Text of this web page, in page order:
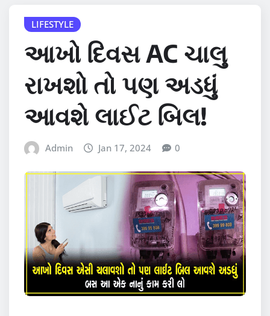
LIFESTYLE
આખો દિવસ AC ચાલુ
રાખશો તો પણ અડધું
આવશે લાઈટ બિલ!
Admin Jan 17, 2024 0